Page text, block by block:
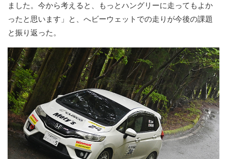
ました。今から考えると、もっとハングリーに走ってもよか
ったと思います」と、へビーウェットでの走りが今後の課題
と振り返った。